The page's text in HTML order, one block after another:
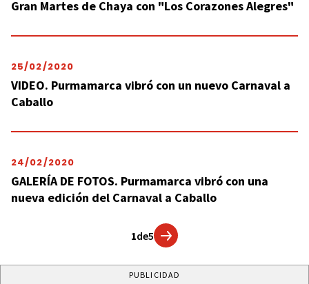
Gran Martes de Chaya con "Los Corazones Alegres"
25/02/2020
VIDEO. Purmamarca vibró con un nuevo Carnaval a
Caballo
24/02/2020
GALERÍA DE FOTOS. Purmamarca vibró con una
nueva edición del Carnaval a Caballo
1de5
PUBLICIDAD